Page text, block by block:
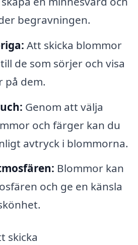
begravningen.
Att skicka blommor
de som sörjer och visa
på dem.
Genom att välja
och färger kan du
avtryck i blommorna.
Blommor kan
och ge en känsla
skicka